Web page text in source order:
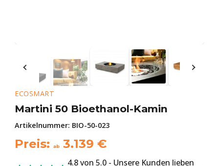
ECOSMART
Martini 50 Bioethanol-Kamin
Artikelnummer: BIO-50-023
Preis: ab 3.139 €
4.8 von 5.0 - Unsere Kunden lieben